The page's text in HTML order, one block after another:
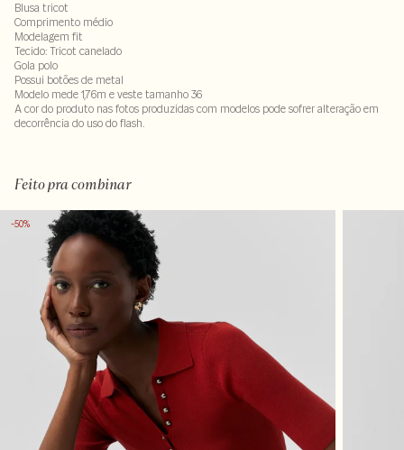
Blusa tricot
Comprimento médio
Modelagem fit
Tecido: Tricot canelado
Gola polo
Possui botões de metal
Modelo mede 1,76m e veste tamanho 36
A cor do produto nas fotos produzidas com modelos pode sofrer alteração em
decorrência do uso do flash.
Feito pra combinar
-50%